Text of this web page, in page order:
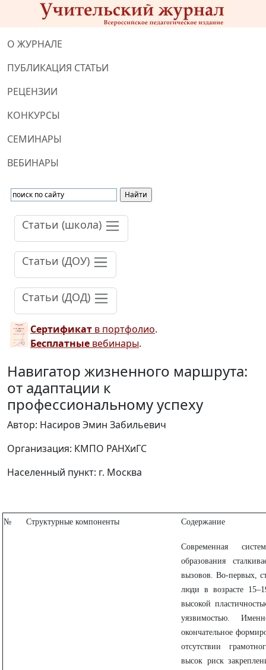
О ЖУРНАЛЕ
ПУБЛИКАЦИЯ СТАТЬИ
РЕЦЕНЗИИ
КОНКУРСЫ
СЕМИНАРЫ
ВЕБИНАРЫ
Статьи (школа)
Статьи (ДОУ)
Статьи (ДОД)
Сертификат в портфолио.
Бесплатные вебинары.
Навигатор жизненного маршрута:
от адаптации к
профессиональному успеху
Автор: Насиров Эмин Забильевич
Организация: КМПО РАНХиГС
Населенный пункт: г. Москва
№ Структурные компоненты Содержание
Современная
образования
вызовов. Во-первых,
люди в возрасте
высокой
уязвимостью.
окончательное
отсутствии
высок риск